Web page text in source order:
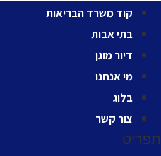
קוד משרד הבריאות
בתי אבות
דיור מוגן
מי אנחנו
בלוג
צור קשר
תפריט